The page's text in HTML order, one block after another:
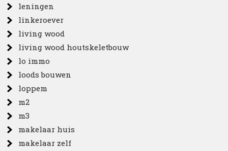
leningen
linkeroever
living wood
living wood houtskeletbouw
lo immo
loods bouwen
loppem
m2
m3
makelaar huis
makelaar zelf